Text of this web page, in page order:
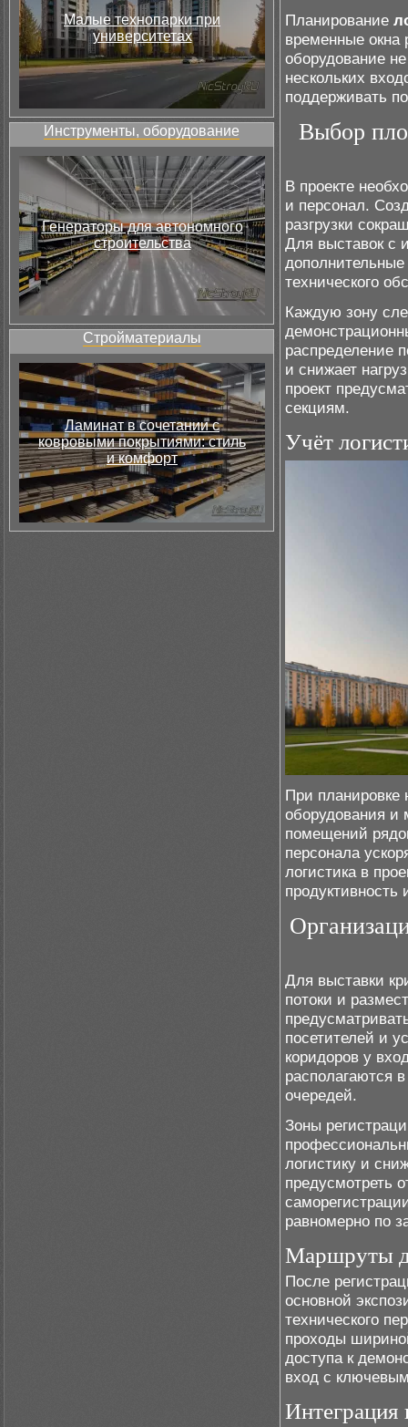
Малые технопарки при
университетах
Инструменты, оборудование
Генераторы для автономного
строительства
Стройматериалы
Ламинат в сочетании с
ковровыми покрытиями: стиль
и комфорт
Планирование
временные окна
оборудование
нескольких
поддерживать
Выбор
В проекте
и персонал.
разгрузки
Для выставок с
технического
Каждую зону
распределение
и снижает
проект
секциям.
Учёт
При планировке
оборудования и
помещений
персонала
логистика в
продуктивность
Для выставки
потоки и
посетителей и
коридоров у
располагаются
очередей.
Зоны
логистику и
предусмотреть
равномерно по
Маршруты
После
основной
технического
проходы
доступа к
вход с
Интеграция